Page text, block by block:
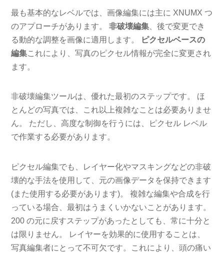
最も基本的なレベルでは、画像編集には主に XNUMX つ
のアプローチがあります。非破壊編集 、後で変更でき
る動的な調整を画像に適用します。
ピクセルベースの
編集これにより、写真のピクセル情報が完全に変更され
ます。
非破壊編集ツールは、優れた最初のステップです。 ほ
とんどの写真では、これ以上複雑なことは必要ありませ
ん。 ただし、高度な制御を行うには、ピクセル レベル
で作業する必要があります。
ピクセル編集でも、レイヤー化やマスキングなどの非破
壊的な手法を使用して、元の画像データを保持できます
(また使用する必要があります)。 複雑な編集や合成を行
っている場合、最初はうまくいかないことがあります。
200 の元に戻すステップがあったとしても、常に十分と
は限りません。 レイヤーを効果的に使用することは、
写真編集者にとって不可欠です。これにより、頭の痛い